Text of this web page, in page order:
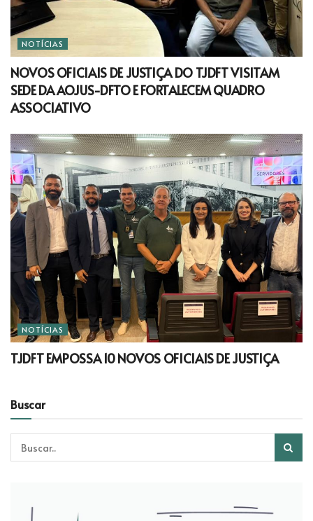
NOTÍCIAS
NOVOS OFICIAIS DE JUSTIÇA DO TJDFT VISITAM
SEDE DA AOJUS-DFTO E FORTALECEM QUADRO
ASSOCIATIVO
NOTÍCIAS
TJDFT EMPOSSA 10 NOVOS OFICIAIS DE JUSTIÇA
Buscar